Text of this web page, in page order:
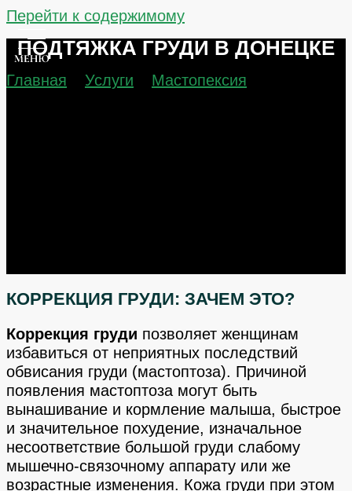
Перейти к содержимому
ПОДТЯЖКА ГРУДИ В ДОНЕЦКЕ
Главная Услуги
Мастопексия
КОРРЕКЦИЯ ГРУДИ: ЗАЧЕМ ЭТО?
Коррекция груди позволяет женщинам
избавиться от неприятных последствий
обвисания груди (мастоптоза). Причиной
появления мастоптоза могут быть
вынашивание и кормление малыша, быстрое
и значительное похудение, изначальное
несоответствие большой груди слабому
мышечно-связочному аппарату или же
возрастные изменения. Кожа груди при этом